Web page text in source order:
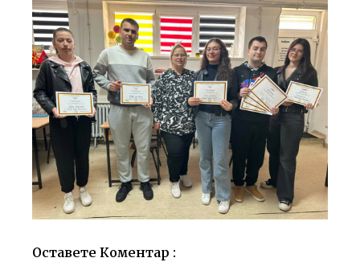
Оставете Коментар :